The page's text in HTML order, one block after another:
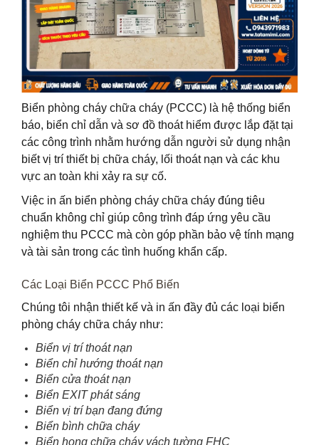
Biển phòng cháy chữa cháy (PCCC) là hệ thống biển
báo, biển chỉ dẫn và sơ đồ thoát hiểm được lắp đặt tại
các công trình nhằm hướng dẫn người sử dụng nhận
biết vị trí thiết bị chữa cháy, lối thoát nạn và các khu
vực an toàn khi xảy ra sự cố.
Việc in ấn biển phòng cháy chữa cháy đúng tiêu
chuẩn không chỉ giúp công trình đáp ứng yêu cầu
nghiệm thu PCCC mà còn góp phần bảo vệ tính mạng
và tài sản trong các tình huống khẩn cấp.
Các Loại Biển PCCC Phổ Biến
Chúng tôi nhận thiết kế và in ấn đầy đủ các loại biển
phòng cháy chữa cháy như:
Biển vị trí thoát nạn
Biển chỉ hướng thoát nạn
Biển cửa thoát nạn
Biển EXIT phát sáng
Biển vị trí bạn đang đứng
Biển bình chữa cháy
Biển họng chữa cháy vách tường FHC